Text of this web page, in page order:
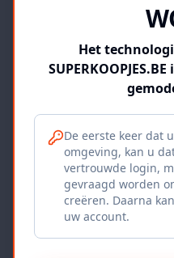
Het
De eerste keer dat
omgeving, kan u
vertrouwde login,
gevraagd worden
creëren. Daarna
uw account.